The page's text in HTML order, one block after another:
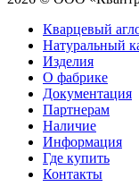
Кварцевый
Натуральный
Изделия
О фабрике
Документация
Партнерам
Наличие
Информация
Где купить
Контакты